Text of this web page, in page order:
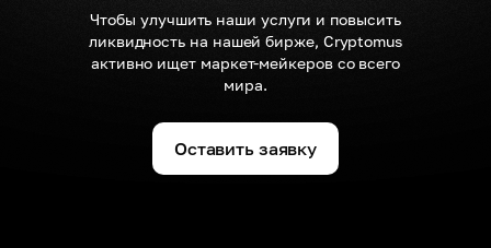
Чтобы улучшить наши услуги и повысить
ликвидность на нашей бирже, Cryptomus
активно ищет маркет-мейкеров со всего
мира.
Оставить заявку